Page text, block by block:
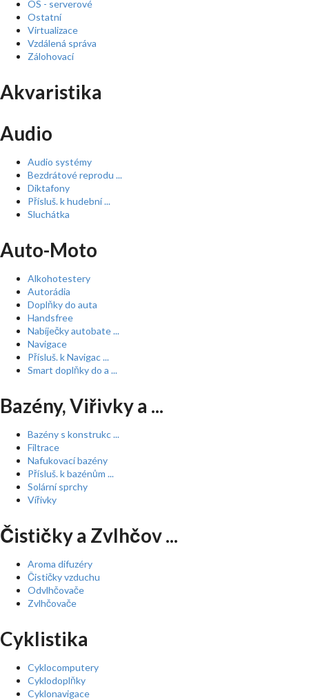
OS - serverové
Ostatní
Virtualizace
Vzdálená správa
Zálohovací
Akvaristika
Audio
Audio systémy
Bezdrátové reprodu ...
Diktafony
Přísluš. k hudební ...
Sluchátka
Auto-Moto
Alkohotestery
Autorádia
Doplňky do auta
Handsfree
Nabíječky autobate ...
Navigace
Přísluš. k Navigac ...
Smart doplňky do a ...
Bazény, Viřivky a ...
Bazény s konstrukc ...
Filtrace
Nafukovací bazény
Přísluš. k bazénům ...
Solární sprchy
Vířivky
Čističky a Zvlhčov ...
Aroma difuzéry
Čističky vzduchu
Odvlhčovače
Zvlhčovače
Cyklistika
Cyklocomputery
Cyklodoplňky
Cyklonavigace